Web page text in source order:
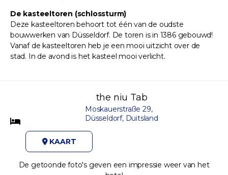
De kasteeltoren (schlossturm)
Deze kasteeltoren behoort tot één van de oudste
bouwwerken van Düsseldorf. De toren is in 1386 gebouwd!
Vanaf de kasteeltoren heb je een mooi uitzicht over de
stad. In de avond is het kasteel mooi verlicht.
the niu Tab
Moskauerstraße 29,
Düsseldorf, Duitsland
KAART
De getoonde foto's geven een impressie weer van het